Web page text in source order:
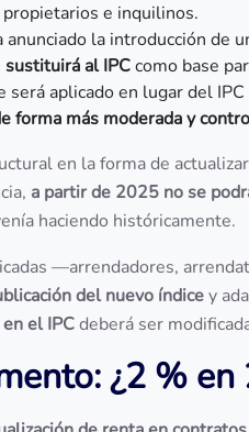
e inquilinos.
anunciado la introducción de
sustituirá al IPCcomo base
será aplicado en lugar del
forma más moderada y
en la forma de
a partir de 2025 no se
haciendo históricamente.
—arrendadores,
del nuevo índicey
el IPCdeberá ser
¿2 %